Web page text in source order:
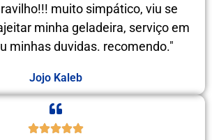
muito simpático, viu se
minha geladeira, serviço em
minhas duvidas. recomendo."
Jojo Kaleb